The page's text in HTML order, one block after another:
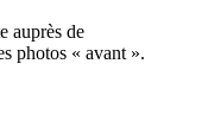
auprès de
photos « avant ».